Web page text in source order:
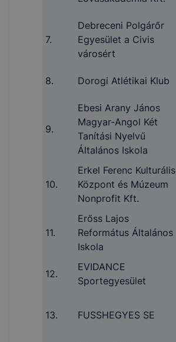
7.
Debreceni Polgárőr
Egyesület a Civis
városért
8. Dorogi Atlétikai Klub
9.
Ebesi Arany János
Magyar-Angol Két
Tanítási Nyelvű
Általános Iskola
10.
Erkel Ferenc Kulturális
Központ és Múzeum
Nonprofit Kft.
11.
Erőss Lajos
Református Általános
Iskola
12.
EVIDANCE
Sportegyesület
13. FUSSHEGYES SE